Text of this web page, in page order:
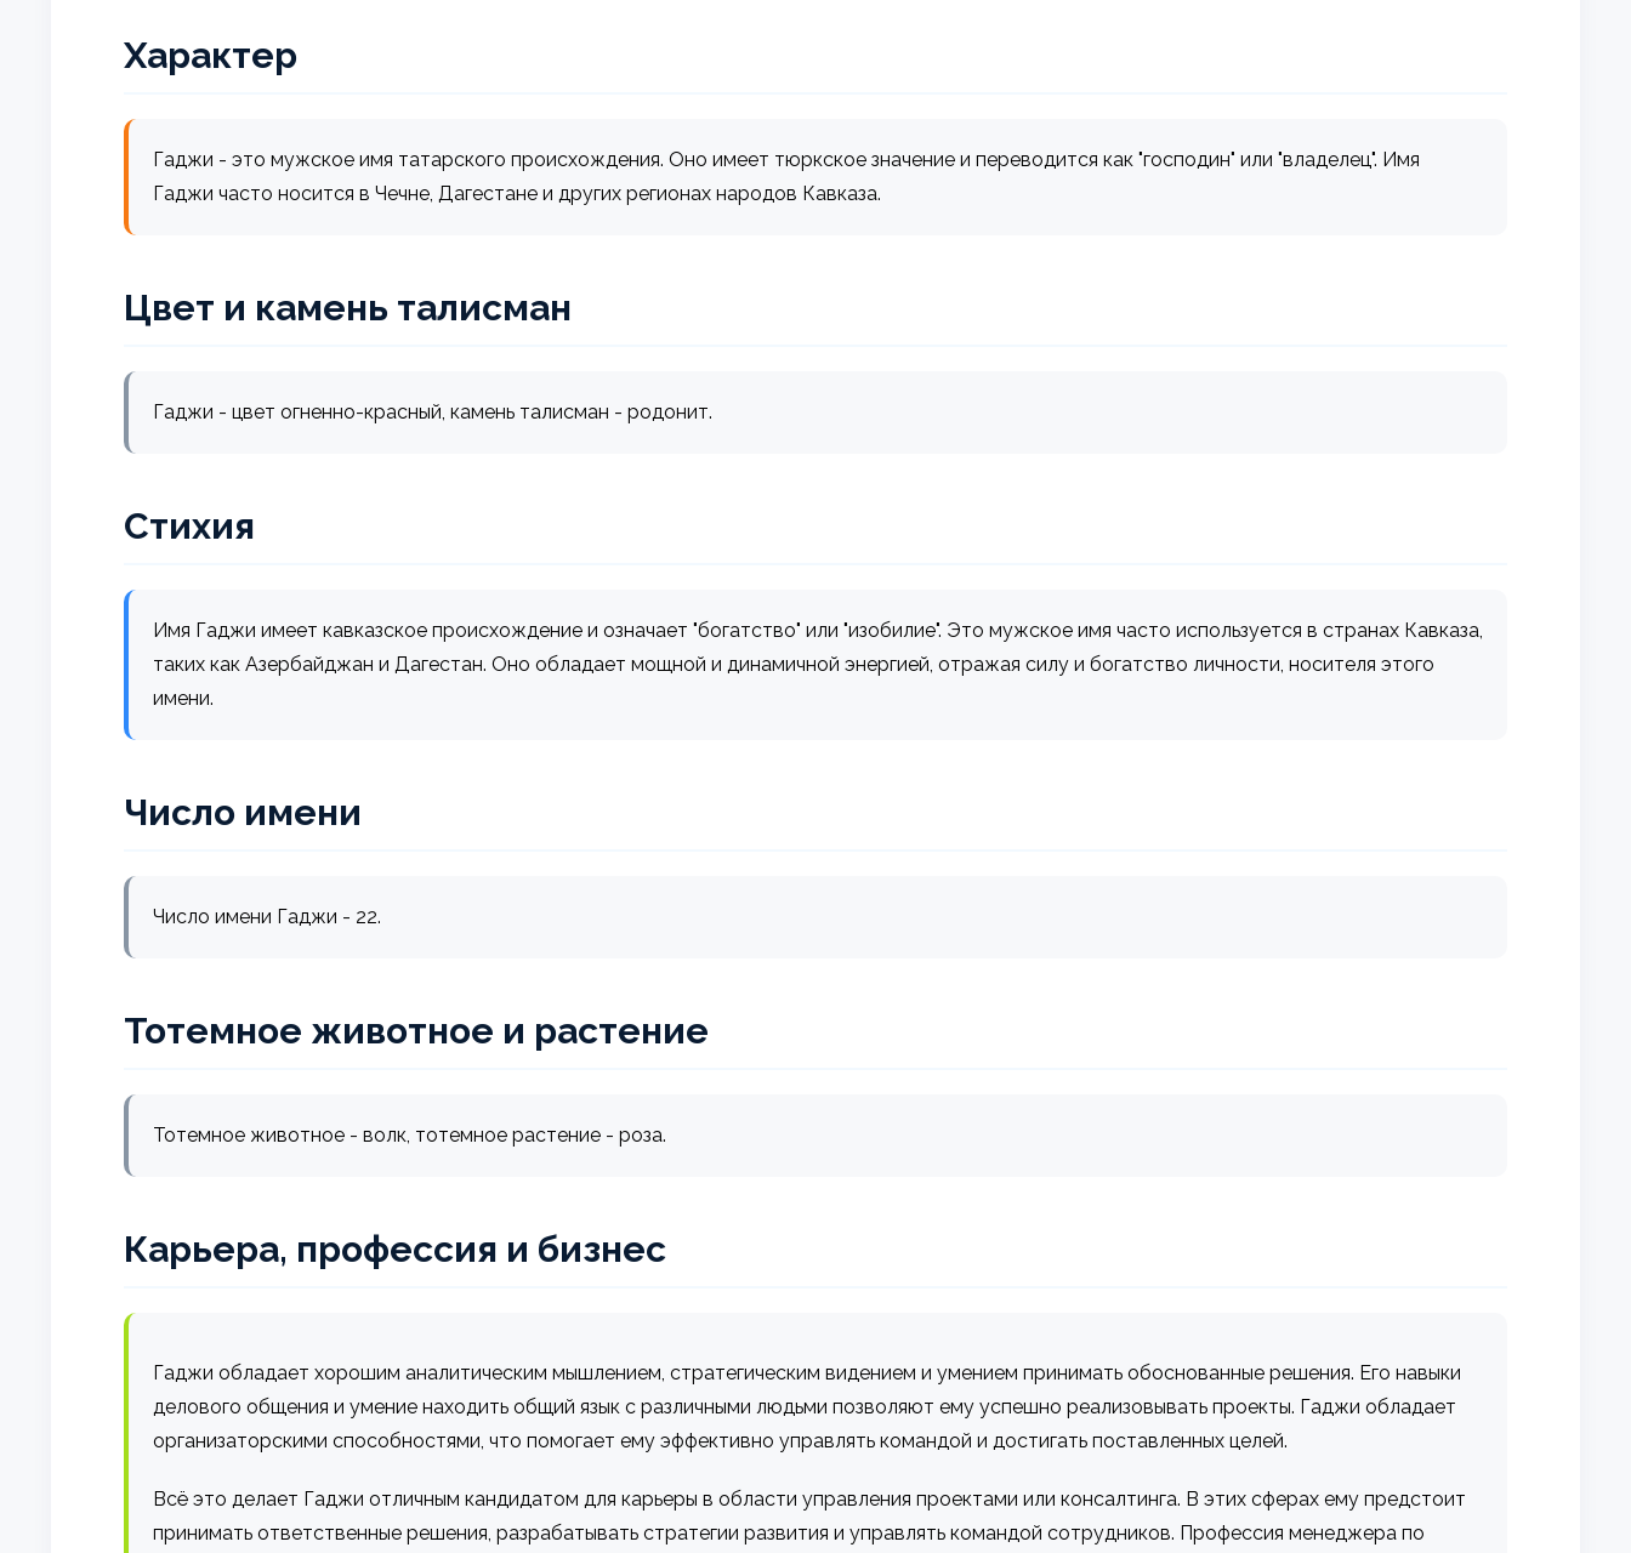
Характер
Гаджи - это мужское имя татарского происхождения. Оно имеет тюркское значение и переводится как "господин" или "владелец". Имя
Гаджи часто носится в Чечне, Дагестане и других регионах народов Кавказа.
Цвет и камень талисман
Гаджи - цвет огненно-красный, камень талисман - родонит.
Стихия
Имя Гаджи имеет кавказское происхождение и означает "богатство" или "изобилие". Это мужское имя часто используется в странах Кавказа,
таких как Азербайджан и Дагестан. Оно обладает мощной и динамичной энергией, отражая силу и богатство личности, носителя этого
имени.
Число имени
Число имени Гаджи - 22.
Тотемное животное и растение
Тотемное животное - волк, тотемное растение - роза.
Карьера, профессия и бизнес
Гаджи обладает хорошим аналитическим мышлением, стратегическим видением и умением принимать обоснованные решения. Его навыки
делового общения и умение находить общий язык с различными людьми позволяют ему успешно реализовывать проекты. Гаджи обладает
организаторскими способностями, что помогает ему эффективно управлять командой и достигать поставленных целей.
Всё это делает Гаджи отличным кандидатом для карьеры в области управления проектами или консалтинга. В этих сферах ему предстоит
принимать ответственные решения, разрабатывать стратегии развития и управлять командой сотрудников. Профессия менеджера по